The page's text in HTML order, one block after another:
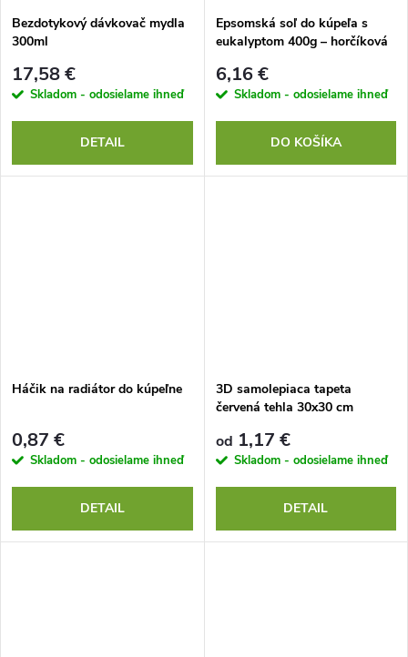
o
v
o
v
Bezdotykový dávkovač mydla
300ml
17,58 €
Skladom - odosielame ihneď
DETAIL
Epsomská soľ do kúpeľa s
eukalyptom 400g – horčíková
6,16 €
Skladom - odosielame ihneď
DO KOŠÍKA
Háčik na radiátor do kúpeľne
0,87 €
Skladom - odosielame ihneď
DETAIL
3D samolepiaca tapeta
červená tehla 30x30 cm
od 1,17 €
Skladom - odosielame ihneď
DETAIL